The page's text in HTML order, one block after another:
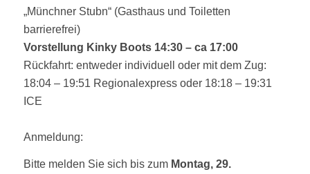
„Münchner Stubn“ (Gasthaus und Toiletten
barrierefrei)
Vorstellung Kinky Boots 14:30 – ca 17:00
Rückfahrt: entweder individuell oder mit dem Zug:
18:04 – 19:51 Regionalexpress oder 18:18 – 19:31
ICE
Anmeldung:
Bitte melden Sie sich bis zum Montag, 29.